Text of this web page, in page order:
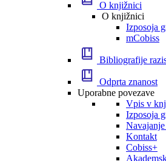
O knjižnici
O knjižnici
Izposoja
mCobiss
Bibliografije
Odprta znanost
Uporabne povezave
Vpis v
Izposoja
Kontakt
Cobiss+